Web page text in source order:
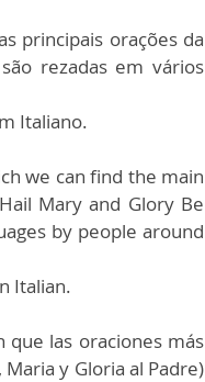
principais orações da
rezadas em vários
Italiano.
we can find the main
Mary and Glory Be
by people around
Italian.
que las oraciones más
y Gloria al Padre)